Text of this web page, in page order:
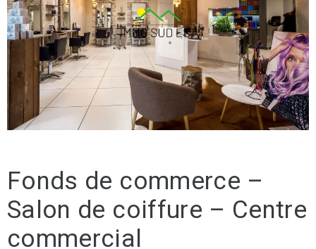
Fonds de commerce –
Salon de coiffure – Centre
commercial